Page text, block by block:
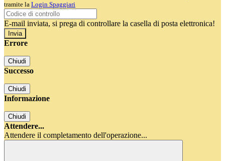
tramite la Login Spaggiari
E-mail inviata, si prega di controllare la casella di posta elettronica!
Errore
Chiudi
Successo
Chiudi
Informazione
Chiudi
Attendere...
Attendere il completamento dell'operazione...